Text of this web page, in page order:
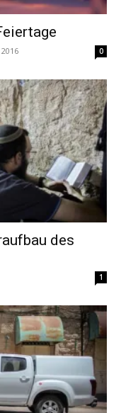
0
des
1